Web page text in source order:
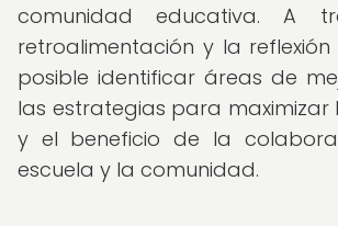
comunidad educativa. A
retroalimentación y la reflexión
posible identificar áreas de
las estrategias para maximizar
y el beneficio de la
escuela y la comunidad.